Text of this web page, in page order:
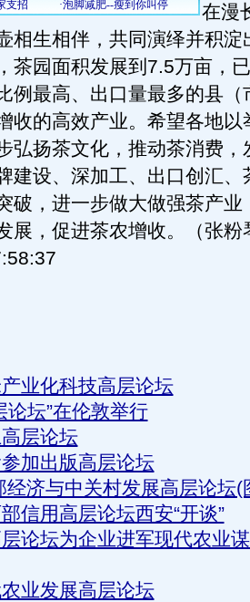
在漫
相生相伴，共同演绎并积淀
茶园面积发展到7.5万亩，
例最高、出口量最多的县（
收的高效产业。希望各地以
弘扬茶文化，推动茶消费，
建设、深加工、出口创汇、
破，进一步做大做强茶产业
展，促进茶农增收。（张粉
业化科技高层论坛
论坛”在伦敦举行
层论坛
加出版高层论坛
经济与中关村发展高层论坛(
信用高层论坛西安“开谈”
论坛为企业进军现代农业
业发展高层论坛